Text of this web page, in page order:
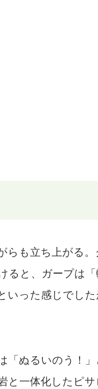
らも立ち上がる
ると、ガープは
いった感じでし
「ぬるいのう！
と一体化したピ